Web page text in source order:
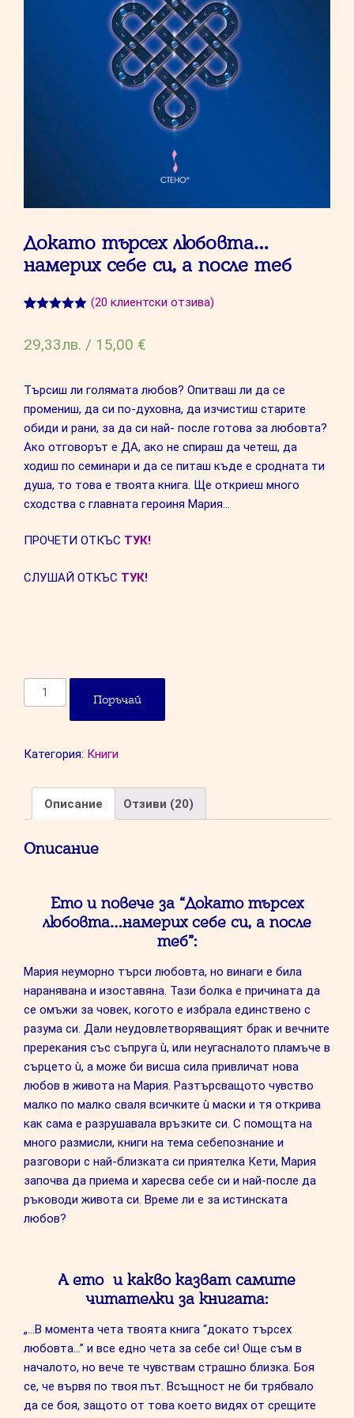
Докато търсех любовта…
намерих себе си, а после теб
базирано на
потребител
(20 клиентски отзива)
29,33лв. / 15,00 €
Търсиш ли голямата любов? Опитваш ли да се
промениш, да си по-духовна, да изчистиш старите
обиди и рани, за да си най- после готова за любовта?
Ако отговорът е ДА, ако не спираш да четеш, да
ходиш по семинари и да се питаш къде е сродната ти
душа, то това е твоята книга. Ще откриеш много
сходства с главната героиня Мария…
ПРОЧЕТИ ОТКЪС ТУК!
СЛУШАЙ ОТКЪС ТУК!
количество
за
любовта...намерих
а
после
теб
Поръчай
Категория: Книги
Описание Отзиви (20)
Описание
Ето и повече за “Докато търсех
любовта…намерих себе си, а после
теб”:
Мария неуморно търси любовта, но винаги е била
наранявана и изоставяна. Тази болка е причината да
се омъжи за човек, когото е избрала единствено с
разума си. Дали неудовлетворяващият брак и вечните
пререкания със съпруга ù, или неугасналото пламъче в
сърцето ù, а може би висша сила привличат нова
любов в живота на Мария. Разтърсващото чувство
малко по малко сваля всичките ù маски и тя открива
как сама е разрушавала връзките си. С помощта на
много размисли, книги на тема себепознание и
разговори с най-близката си приятелка Кети, Мария
започва да приема и харесва себе си и най-после да
ръководи живота си. Време ли е за истинската
любов?
А ето и какво казват самите
читателки за книгата:
„…В момента чета твоята книга “докато търсех
любовта…” и все едно чета за себе си! Още съм в
началото, но вече те чувствам страшно близка. Боя
се, че вървя по твоя път. Всъщност не би трябвало
да се боя, защото от това което видях от срещите